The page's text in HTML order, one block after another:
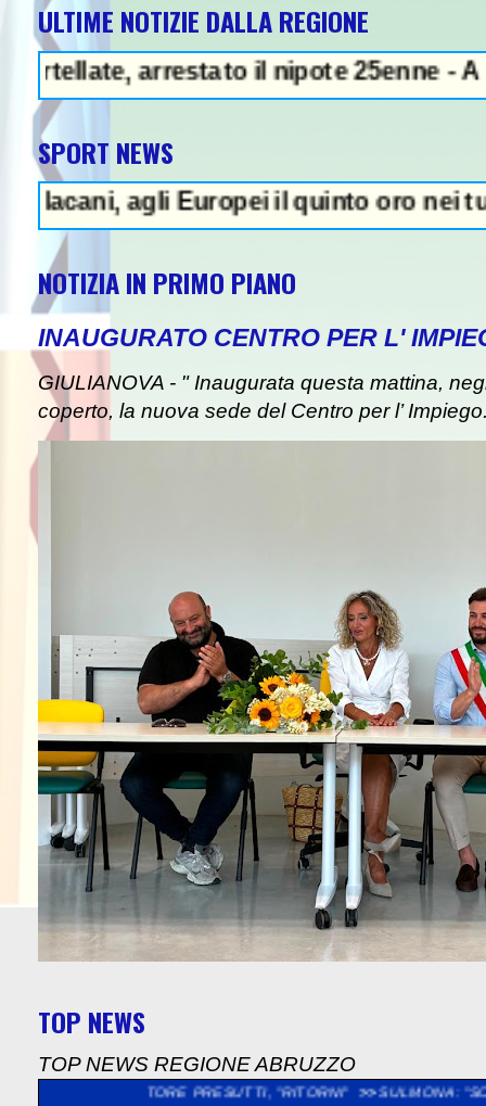
ULTIME NOTIZIE DALLA REGIONE
arrestato il nipote 25enne - A Chieti
SPORT NEWS
agli Europei il quinto oro nei tuffi
NOTIZIA IN PRIMO PIANO
INAUGURATO CENTRO PER L'
GIULIANOVA - " Inaugurata questa mattina,
coperto, la nuova sede del Centro per l’
TOP NEWS
TOP NEWS REGIONE ABRUZZO
PRESUTTI, "RITORNI" >> SULMONA: "SOPRALLUOGO
- Arresto illegale e peculato,